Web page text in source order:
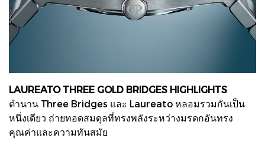
LAUREATO THREE GOLD BRIDGES HIGHLIGHTS
ตำนาน Three Bridges และ Laureato หลอมรวมกันเป็น
หนึ่งเดียว ถ่ายทอดสมดุลที่ทรงพลังระหว่างมรดกอันทรง
คุณค่าและความทันสมัย